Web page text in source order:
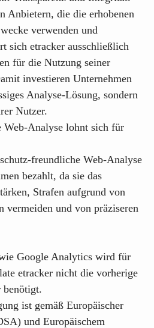
Anbietern, die die erhobenen
verwenden und
sich etracker ausschließlich
für die Nutzung seiner
investieren Unternehmen
Analyse-Lösung, sondern
Nutzer.
Web-Analyse lohnt sich für
freundliche Web-Analyse
bezahlt, da sie das
Strafen aufgrund von
vermeiden und von präziseren
Google Analytics wird für
etracker nicht die vorherige
ist gemäß Europäischer
und Europäischem